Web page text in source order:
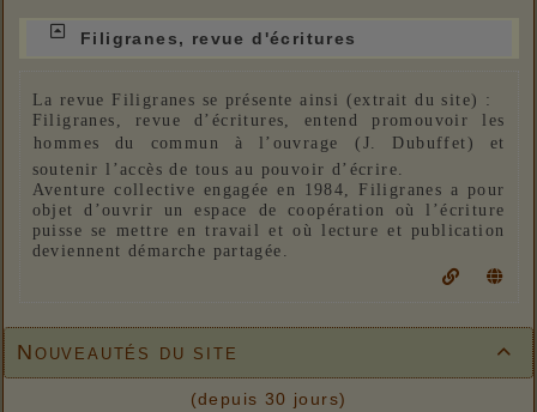

Nouveautés du site
(depuis 30 jours)
Filigranes, revue d'écritures
La revue Filigranes se présente ainsi (extrait du site) :
Filigranes, revue d’écritures, entend promouvoir les
hommes du commun à l’ouvrage (J. Dubuffet) et
soutenir l’accès de tous au pouvoir d’écrire.
Aventure collective engagée en 1984, Filigranes a pour
objet d’ouvrir un espace de coopération où l’écriture
puisse se mettre en travail et où lecture et publication
deviennent démarche partagée.